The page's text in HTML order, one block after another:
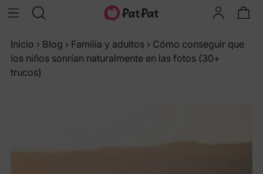
Inicio › Blog › Familia y adultos › Cómo conseguir que
los niños sonrían naturalmente en las fotos (30+
trucos)